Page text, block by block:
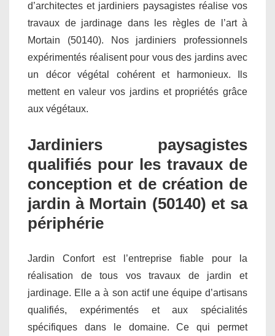
d’architectes et jardiniers paysagistes réalise vos
travaux de jardinage dans les règles de l’art à
Mortain (50140). Nos jardiniers professionnels
expérimentés réalisent pour vous des jardins avec
un décor végétal cohérent et harmonieux. Ils
mettent en valeur vos jardins et propriétés grâce
aux végétaux.
Jardiniers paysagistes
qualifiés pour les travaux de
conception et de création de
jardin à Mortain (50140) et sa
périphérie
Jardin Confort est l’entreprise fiable pour la
réalisation de tous vos travaux de jardin et
jardinage. Elle a à son actif une équipe d’artisans
qualifiés, expérimentés et aux spécialités
spécifiques dans le domaine. Ce qui permet